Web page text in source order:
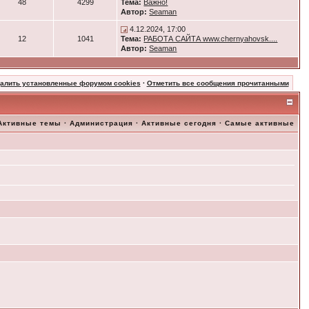
48 4299 Тема: Важно!
Автор: Seaman
12 1041
4.12.2024, 17:00
Тема: РАБОТА САЙТА www.chernyahovsk....
Автор: Seaman
установленные форумом cookies · Отметить все сообщения прочитанными
темы ·Администрация ·Активные сегодня ·Самые активные